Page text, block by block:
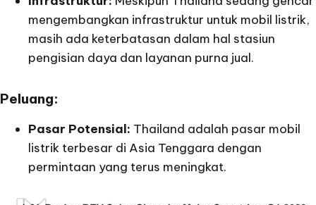
mengembangkan infrastruktur untuk mobil listrik,
masih ada keterbatasan dalam hal stasiun
pengisian daya dan layanan purna jual.
Peluang:
Pasar Potensial: Thailand adalah pasar mobil
listrik terbesar di Asia Tenggara dengan
permintaan yang terus meningkat.